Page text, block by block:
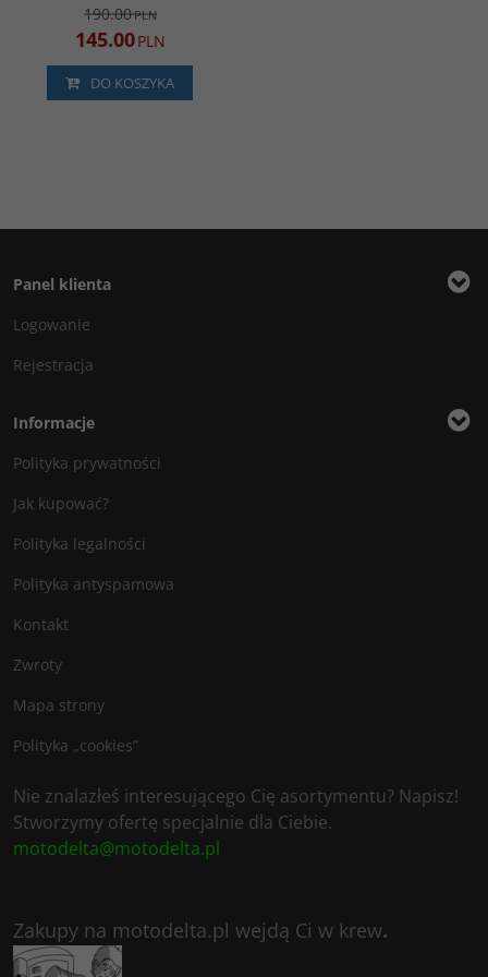
190.00PLN
145.00PLN
DO KOSZYKA
Panel klienta
Logowanie
Rejestracja
Informacje
Polityka prywatności
Jak kupować?
Polityka legalności
Polityka antyspamowa
Kontakt
Zwroty
Mapa strony
Polityka „cookies”
Nie znalazłeś interesującego Cię asortymentu? Napisz!
Stworzymy ofertę specjalnie dla Ciebie.
motodelta@motodelta.pl
Zakupy na motodelta.pl wejdą Ci w krew.